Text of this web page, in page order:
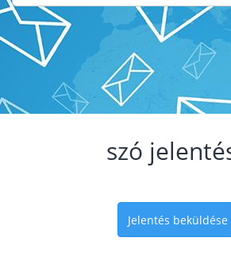
szó
Jelentés beküldése